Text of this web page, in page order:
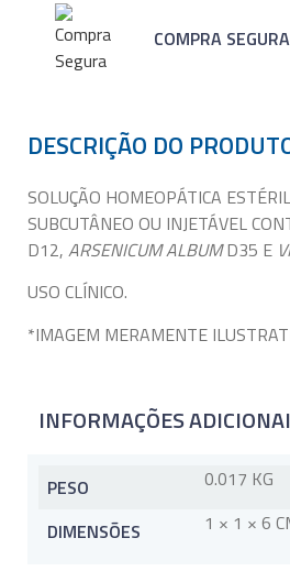
COMPRA SEGURA
DESCRIÇÃO DO
SOLUÇÃO HOMEOPÁTICA
SUBCUTÂNEO OU INJETÁVEL
D12, ARSENICUM ALBUMD35 E
USO CLÍNICO.
*IMAGEM MERAMENTE
INFORMAÇÕES
PESO
0.017 KG
DIMENSÕES
1 × 1 × 6